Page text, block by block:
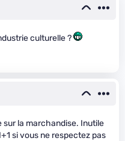
culturelle ?
la marchandise. Inutile
si vous ne respectez pas